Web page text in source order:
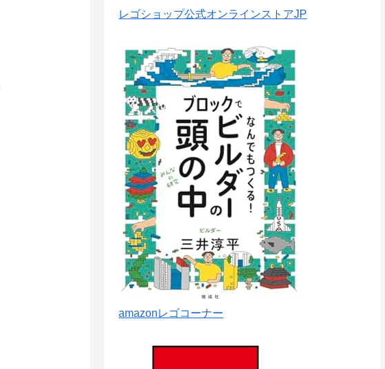
レゴショップ公式オンラインストアJP
amazonレゴコーナー